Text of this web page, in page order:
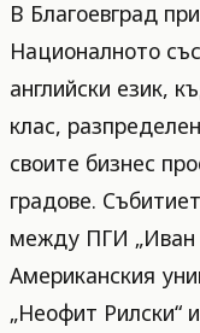
В Благоевград
Националното
английски език,
клас,
своите бизнес
градове.
между ПГИ „Иван
Американския
„Неофит Рилски“